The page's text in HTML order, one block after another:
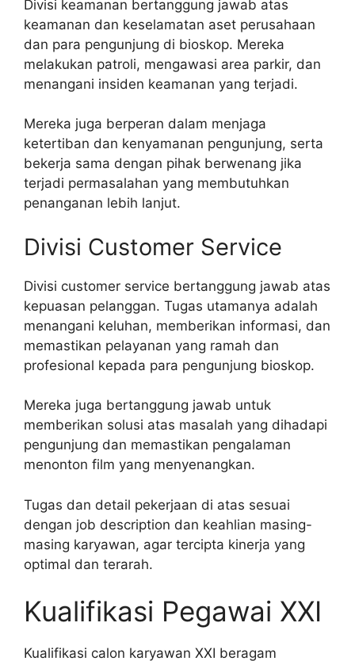
Divisi keamanan bertanggung jawab atas
keamanan dan keselamatan aset perusahaan
dan para pengunjung di bioskop. Mereka
melakukan patroli, mengawasi area parkir, dan
menangani insiden keamanan yang terjadi.
Mereka juga berperan dalam menjaga
ketertiban dan kenyamanan pengunjung, serta
bekerja sama dengan pihak berwenang jika
terjadi permasalahan yang membutuhkan
penanganan lebih lanjut.
Divisi Customer Service
Divisi customer service bertanggung jawab atas
kepuasan pelanggan. Tugas utamanya adalah
menangani keluhan, memberikan informasi, dan
memastikan pelayanan yang ramah dan
profesional kepada para pengunjung bioskop.
Mereka juga bertanggung jawab untuk
memberikan solusi atas masalah yang dihadapi
pengunjung dan memastikan pengalaman
menonton film yang menyenangkan.
Tugas dan detail pekerjaan di atas sesuai
dengan job description dan keahlian masing-
masing karyawan, agar tercipta kinerja yang
optimal dan terarah.
Kualifikasi Pegawai XXI
Kualifikasi calon karyawan XXI beragam